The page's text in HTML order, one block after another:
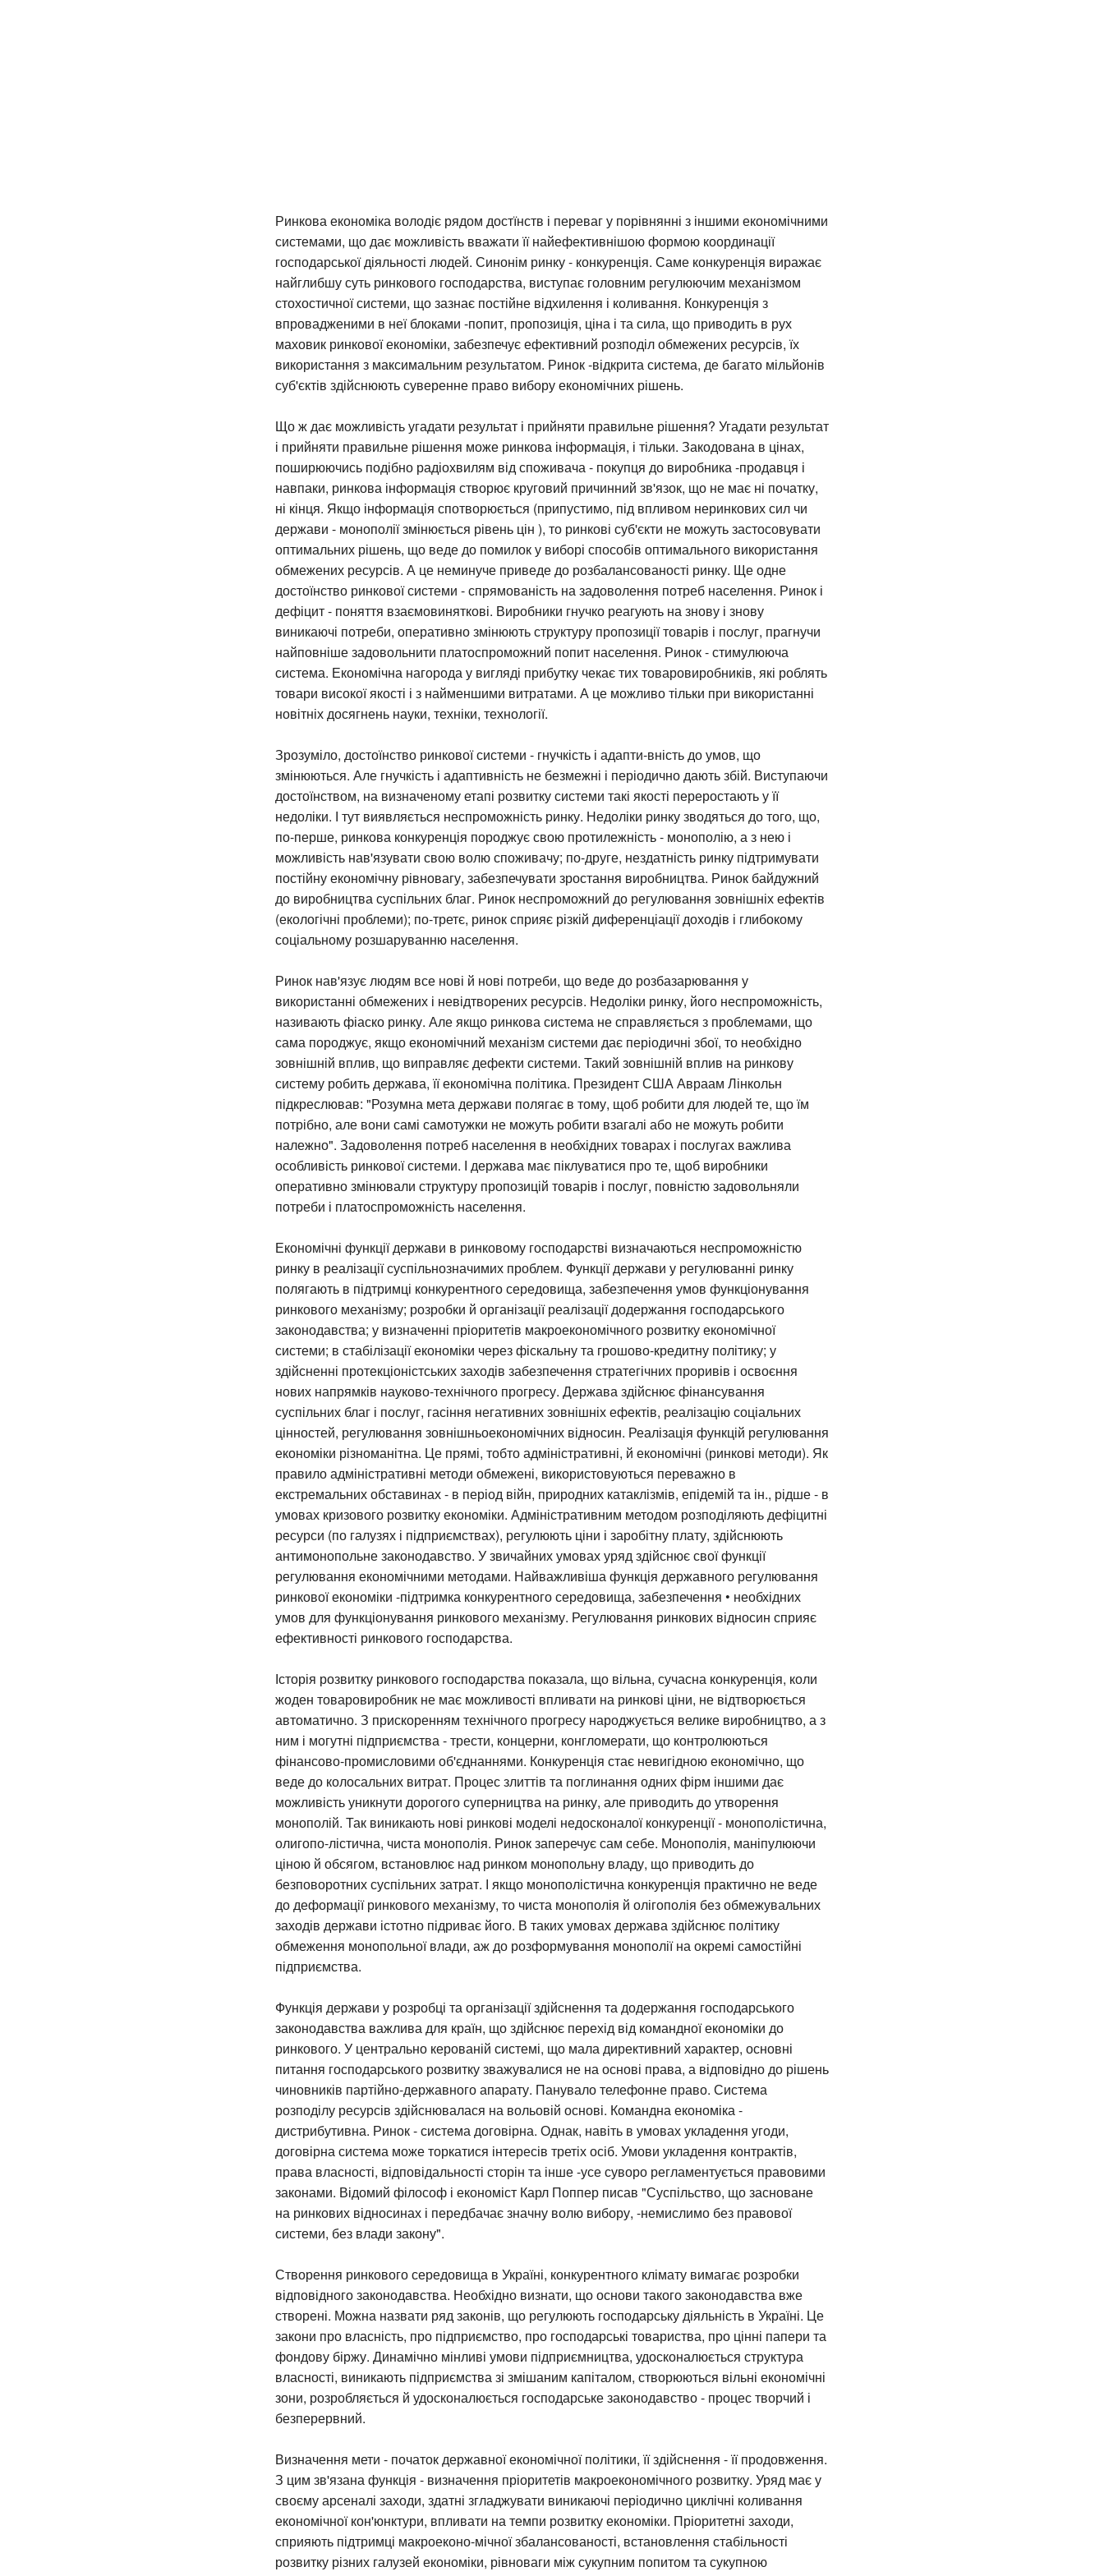
Ринкова економіка володіє рядом достїнств і переваг у порівнянні з іншими економічними
системами, що дає можливість вважати її найефективнішою формою координації
господарської діяльності людей. Синонім ринку - конкуренція. Саме конкуренція виражає
найглибшу суть ринкового господарства, виступає головним регулюючим механізмом
стохостичної системи, що зазнає постійне відхилення і коливання. Конкуренція з
впровадженими в неї блоками -попит, пропозиція, ціна і та сила, що приводить в рух
маховик ринкової економіки, забезпечує ефективний розподіл обмежених ресурсів, їх
використання з максимальним результатом. Ринок -відкрита система, де багато мільйонів
суб'єктів здійснюють суверенне право вибору економічних рішень.
Що ж дає можливість угадати результат і прийняти правильне рішення? Угадати результат
і прийняти правильне рішення може ринкова інформація, і тільки. Закодована в цінах,
поширюючись подібно радіохвилям від споживача - покупця до виробника -продавця і
навпаки, ринкова інформація створює круговий причинний зв'язок, що не має ні початку,
ні кінця. Якщо інформація спотворюється (припустимо, під впливом неринкових сил чи
держави - монополії змінюється рівень цін ), то ринкові суб'єкти не можуть застосовувати
оптимальних рішень, що веде до помилок у виборі способів оптимального використання
обмежених ресурсів. А це неминуче приведе до розбалансованості ринку. Ще одне
достоїнство ринкової системи - спрямованість на задоволення потреб населення. Ринок і
дефіцит - поняття взаємовиняткові. Виробники гнучко реагують на знову і знову
виникаючі потреби, оперативно змінюють структуру пропозиції товарів і послуг, прагнучи
найповніше задовольнити платоспроможний попит населення. Ринок - стимулююча
система. Економічна нагорода у вигляді прибутку чекає тих товаровиробників, які роблять
товари високої якості і з найменшими витратами. А це можливо тільки при використанні
новітніх досягнень науки, техніки, технології.
Зрозуміло, достоїнство ринкової системи - гнучкість і адапти-вність до умов, що
змінюються. Але гнучкість і адаптивність не безмежні і періодично дають збій. Виступаючи
достоїнством, на визначеному етапі розвитку системи такі якості переростають у її
недоліки. І тут виявляється неспроможність ринку. Недоліки ринку зводяться до того, що,
по-перше, ринкова конкуренція породжує свою протилежність - монополію, а з нею і
можливість нав'язувати свою волю споживачу; по-друге, нездатність ринку підтримувати
постійну економічну рівновагу, забезпечувати зростання виробництва. Ринок байдужний
до виробництва суспільних благ. Ринок неспроможний до регулювання зовнішніх ефектів
(екологічні проблеми); по-третє, ринок сприяє різкій диференціації доходів і глибокому
соціальному розшаруванню населення.
Ринок нав'язує людям все нові й нові потреби, що веде до розбазарювання у
використанні обмежених і невідтворених ресурсів. Недоліки ринку, його неспроможність,
називають фіаско ринку. Але якщо ринкова система не справляється з проблемами, що
сама породжує, якщо економічний механізм системи дає періодичні збої, то необхідно
зовнішній вплив, що виправляє дефекти системи. Такий зовнішній вплив на ринкову
систему робить держава, її економічна політика. Президент США Авраам Лінкольн
підкреслював: "Розумна мета держави полягає в тому, щоб робити для людей те, що їм
потрібно, але вони самі самотужки не можуть робити взагалі або не можуть робити
належно". Задоволення потреб населення в необхідних товарах і послугах важлива
особливість ринкової системи. І держава має піклуватися про те, щоб виробники
оперативно змінювали структуру пропозицій товарів і послуг, повністю задовольняли
потреби і платоспроможність населення.
Економічні функції держави в ринковому господарстві визначаються неспроможністю
ринку в реалізації суспільнозначимих проблем. Функції держави у регулюванні ринку
полягають в підтримці конкурентного середовища, забезпечення умов функціонування
ринкового механізму; розробки й організації реалізації додержання господарського
законодавства; у визначенні пріоритетів макроекономічного розвитку економічної
системи; в стабілізації економіки через фіскальну та грошово-кредитну політику; у
здійсненні протекціоністських заходів забезпечення стратегічних проривів і освоєння
нових напрямків науково-технічного прогресу. Держава здійснює фінансування
суспільних благ і послуг, гасіння негативних зовнішніх ефектів, реалізацію соціальних
цінностей, регулювання зовнішньоекономічних відносин. Реалізація функцій регулювання
економіки різноманітна. Це прямі, тобто адміністративні, й економічні (ринкові методи). Як
правило адміністративні методи обмежені, використовуються переважно в
екстремальних обставинах - в період війн, природних катаклізмів, епідемій та ін., рідше - в
умовах кризового розвитку економіки. Адміністративним методом розподіляють дефіцитні
ресурси (по галузях і підприємствах), регулюють ціни і заробітну плату, здійснюють
антимонопольне законодавство. У звичайних умовах уряд здійснює свої функції
регулювання економічними методами. Найважливіша функція державного регулювання
ринкової економіки -підтримка конкурентного середовища, забезпечення • необхідних
умов для функціонування ринкового механізму. Регулювання ринкових відносин сприяє
ефективності ринкового господарства.
Історія розвитку ринкового господарства показала, що вільна, сучасна конкуренція, коли
жоден товаровиробник не має можливості впливати на ринкові ціни, не відтворюється
автоматично. З прискоренням технічного прогресу народжується велике виробництво, а з
ним і могутні підприємства - трести, концерни, конгломерати, що контролюються
фінансово-промисловими об'єднаннями. Конкуренція стає невигідною економічно, що
веде до колосальних витрат. Процес злиттів та поглинання одних фірм іншими дає
можливість уникнути дорогого суперництва на ринку, але приводить до утворення
монополій. Так виникають нові ринкові моделі недосконалої конкуренції - монополістична,
олигопо-лістична, чиста монополія. Ринок заперечує сам себе. Монополія, маніпулюючи
ціною й обсягом, встановлює над ринком монопольну владу, що приводить до
безповоротних суспільних затрат. І якщо монополістична конкуренція практично не веде
до деформації ринкового механізму, то чиста монополія й олігополія без обмежувальних
заходів держави істотно підриває його. В таких умовах держава здійснює політику
обмеження монопольної влади, аж до розформування монополії на окремі самостійні
підприємства.
Функція держави у розробці та організації здійснення та додержання господарського
законодавства важлива для країн, що здійснює перехід від командної економіки до
ринкового. У центрально керованій системі, що мала директивний характер, основні
питання господарського розвитку зважувалися не на основі права, а відповідно до рішень
чиновників партійно-державного апарату. Панувало телефонне право. Система
розподілу ресурсів здійснювалася на вольовій основі. Командна економіка -
дистрибутивна. Ринок - система договірна. Однак, навіть в умовах укладення угоди,
договірна система може торкатися інтересів третіх осіб. Умови укладення контрактів,
права власності, відповідальності сторін та інше -усе суворо регламентується правовими
законами. Відомий філософ і економіст Карл Поппер писав "Суспільство, що засноване
на ринкових відносинах і передбачає значну волю вибору, -немислимо без правової
системи, без влади закону".
Створення ринкового середовища в Україні, конкурентного клімату вимагає розробки
відповідного законодавства. Необхідно визнати, що основи такого законодавства вже
створені. Можна назвати ряд законів, що регулюють господарську діяльність в Україні. Це
закони про власність, про підприємство, про господарські товариства, про цінні папери та
фондову біржу. Динамічно мінливі умови підприємництва, удосконалюється структура
власності, виникають підприємства зі змішаним капіталом, створюються вільні економічні
зони, розробляється й удосконалюється господарське законодавство - процес творчий і
безперервний.
Визначення мети - початок державної економічної політики, її здійснення - її продовження.
З цим зв'язана функція - визначення пріоритетів макроекономічного розвитку. Уряд має у
своєму арсеналі заходи, здатні згладжувати виникаючі періодично циклічні коливання
економічної кон'юнктури, впливати на темпи розвитку економіки. Пріоритетні заходи,
сприяють підтримці макроеконо-мічної збалансованості, встановлення стабільності
розвитку різних галузей економіки, рівноваги між сукупним попитом та сукупною